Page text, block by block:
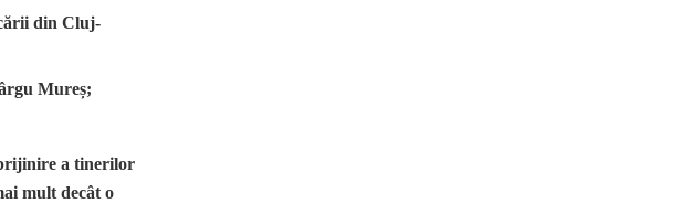
din Cluj-
Mureș;
a tinerilor
mult decât o